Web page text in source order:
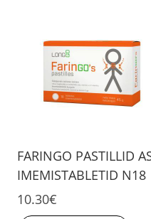
FARINGO PASTILLID
IMEMISTABLETID N18
10.30€